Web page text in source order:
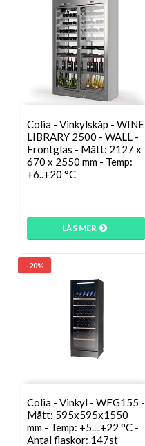
Colia - Vinkylskåp - WINE
LIBRARY 2500 - WALL -
Frontglas - Mått: 2127 x
670 x 2550 mm - Temp:
+6..+20 °C
LÄS MER
- 20%
Colia - Vinkyl - WFG155 -
Mått: 595x595x1550
mm - Temp: +5....+22 °C -
Antal flaskor: 147st